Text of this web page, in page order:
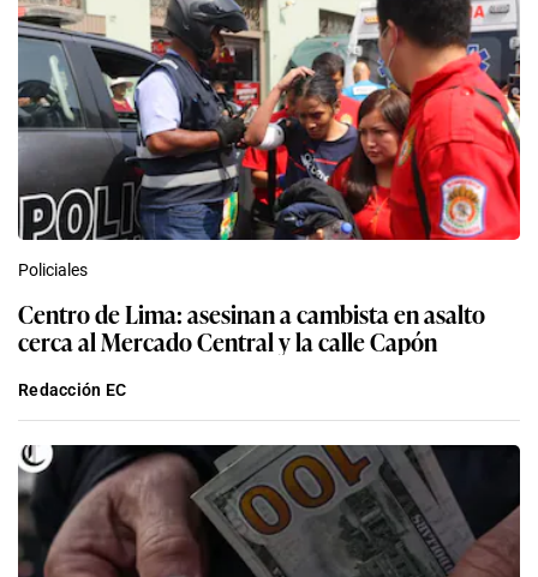
Policiales
Centro de Lima: asesinan a cambista en asalto
cerca al Mercado Central y la calle Capón
Redacción EC